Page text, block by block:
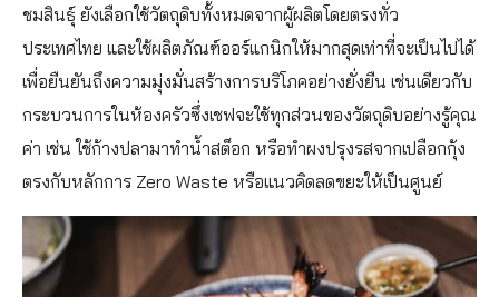
ชมสินธุ์ ยังเลือกใช้วัตถุดิบทั้งหมดจากผู้ผลิตโดยตรงทั่ว
ประเทศไทย และใช้ผลิตภัณฑ์ออร์แกนิกให้มากสุดเท่าที่จะเป็นไปได้
เพื่อยืนยันถึงความมุ่งมั่นสร้างการบริโภคอย่างยั่งยืน เช่นเดียวกับ
กระบวนการในห้องครัวซึ่งเชฟจะใช้ทุกส่วนของวัตถุดิบอย่างรู้คุณ
ค่า เช่น ใช้ก้างปลามาทำน้ำสต็อก หรือทำผงปรุงรสจากเปลือกกุ้ง
ตรงกับหลักการ Zero Waste หรือแนวคิดลดขยะให้เป็นศูนย์